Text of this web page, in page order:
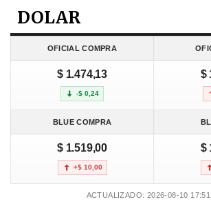
DOLAR
OFICIAL COMPRA
$ 1.474,13
-$ 0,24
$
BLUE COMPRA
$ 1.519,00
+$ 10,00
$
ACTUALIZADO: 2026-08-10